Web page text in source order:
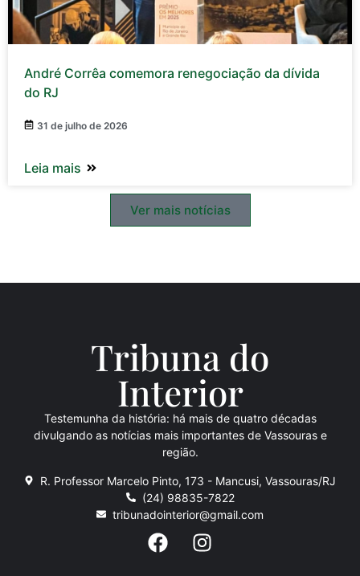
André Corrêa comemora renegociação da dívida
do RJ
31 de julho de 2026
Leia mais
Ver mais notícias
Tribuna do
Interior
Testemunha da história: há mais de quatro décadas
divulgando as notícias mais importantes de Vassouras e
região.
R. Professor Marcelo Pinto, 173 - Mancusi, Vassouras/RJ
(24) 98835-7822
tribunadointerior@gmail.com